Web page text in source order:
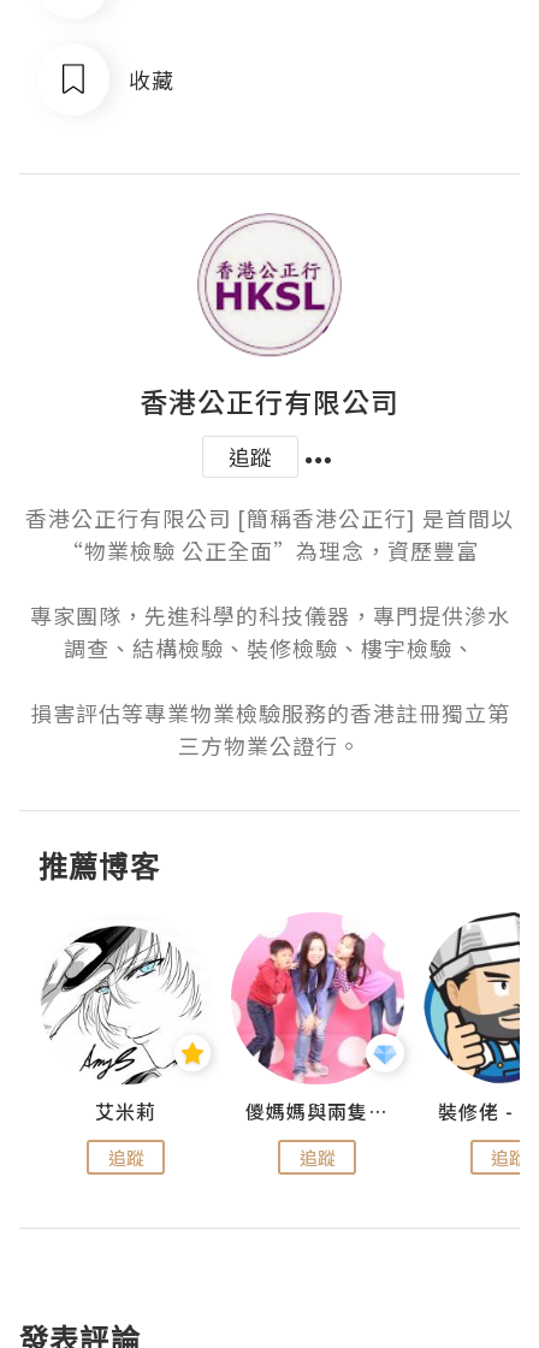
收藏
香港公正行有限公司
追蹤
香港公正行有限公司 [簡稱香港公正行] 是首間以
“物業檢驗 公正全面”為理念，資歷豐富
專家團隊，先進科學的科技儀器，專門提供滲水
調查、結構檢驗、裝修檢驗、樓宇檢驗、
損害評估等專業物業檢驗服務的香港註冊獨立第
三方物業公證行。
推薦博客
艾米莉
追蹤
儍媽媽與兩隻小魔怪之家
追蹤 追蹤
發表評論